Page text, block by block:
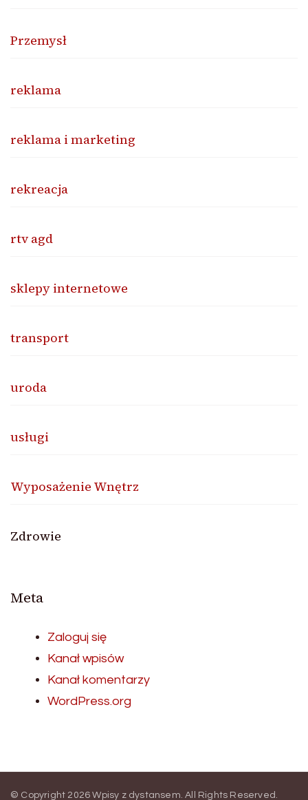
Przemysł
reklama
reklama i marketing
rekreacja
rtv agd
sklepy internetowe
transport
uroda
usługi
Wyposażenie Wnętrz
Zdrowie
Meta
Zaloguj się
Kanał wpisów
Kanał komentarzy
WordPress.org
© Copyright 2026Wpisy z dystansem. All Rights Reserved.